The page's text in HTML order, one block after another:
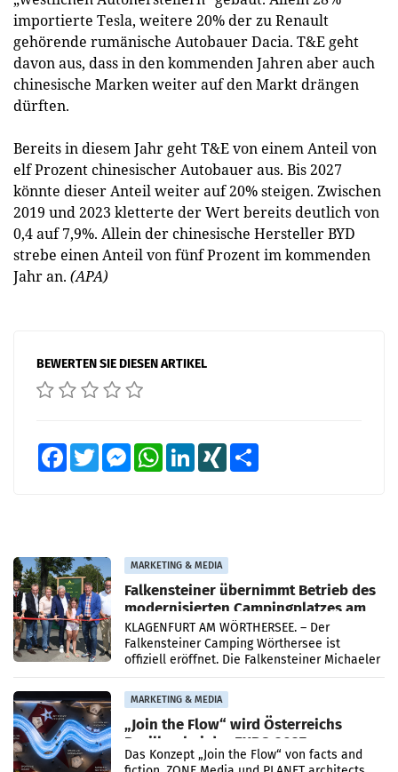
importierte Tesla, weitere 20% der zu Renault
gehörende rumänische Autobauer Dacia. T&E geht
davon aus, dass in den kommenden Jahren aber auch
chinesische Marken weiter auf den Markt drängen
dürften.
Bereits in diesem Jahr geht T&E von einem Anteil von
elf Prozent chinesischer Autobauer aus. Bis 2027
könnte dieser Anteil weiter auf 20% steigen. Zwischen
2019 und 2023 kletterte der Wert bereits deutlich von
0,4 auf 7,9%. Allein der chinesische Hersteller BYD
strebe einen Anteil von fünf Prozent im kommenden
Jahr an. (APA)
BEWERTEN SIE DIESEN ARTIKEL
FacebookTwitter MessengerWhatsAppLinkedInXING
MARKETING & MEDIA
Falkensteiner übernimmt Betrieb des
modernisierten Campingplatzes am
Wörthersee
KLAGENFURT AM WÖRTHERSEE. – Der
Falkensteiner Camping Wörthersee ist
offiziell eröffnet. Die Falkensteiner Michaeler
Tourism Group (FMTG) und die Stadtwerke
Klagenfurt haben den
MARKETING & MEDIA
„Join the Flow“ wird Österreichs
Pavillon bei der EXPO 2027
Das Konzept „Join the Flow“ von facts and